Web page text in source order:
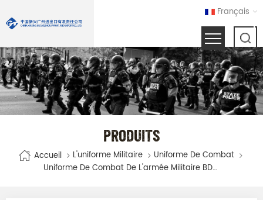
Français
PRODUITS
Accueil L'uniforme Militaire
Uniforme De Combat
Uniforme De Combat De L'armée Militaire BDU Couleur De Camouflage